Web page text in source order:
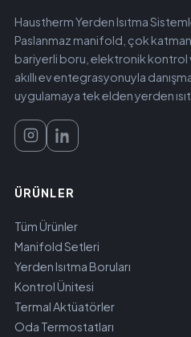
Haustherm Yerden Isıtma
Paslanmaz manifold, çok
bariyerli boru, elektronik kontrol
akıllı ev entegrasyonuyla
uygulamaya tek elden yerden
ÜRÜNLER
Tüm Ürünler
Manifold Setleri
Yerden Isıtma Boruları
Kontrol Ünitesi
Termal Aktüatörler
Oda Termostatları